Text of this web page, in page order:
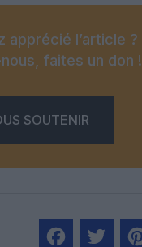
apprécié l’article ?
faites un don !
SOUTENIR